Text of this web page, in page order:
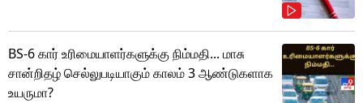
BS-6 கார் உரிமையாளர்களுக்கு நிம்மதி... மாசு
சான்றிதழ் செல்லுபடியாகும் காலம் 3 ஆண்டுகளாக
உயருமா?